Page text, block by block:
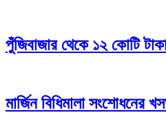
পুঁজিবাজার থেকে ১২ কোটি
মার্জিন বিধিমালা